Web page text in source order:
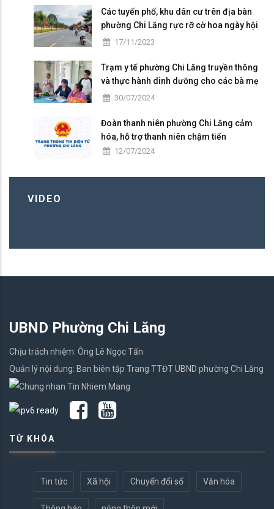
Các tuyến phố, khu dân cư trên địa bàn
phường Chi Lăng rực rỡ cờ hoa ngày hội
Đại đoàn kết toàn dân tộc ở khu dân cư
17/11/2023
Trạm y tế phường Chi Lăng truyền thông
và thực hành dinh dưỡng cho các bà mẹ
có con nhỏ trên địa bàn
30/07/2024
Đoàn thanh niên phường Chi Lăng cảm
hóa, hỗ trợ thanh niên chậm tiến
12/07/2024
VIDEO
UBND Phường Chi Lăng
Chịu trách nhiệm: Ông Lê Ngọc Tấn
Quản lý nội dung: Ban biên tập Trang TTĐT UBND phường Chi Lăng
TỪ KHÓA
Tin tức Xã hội Chuyển đổi số Văn hóa